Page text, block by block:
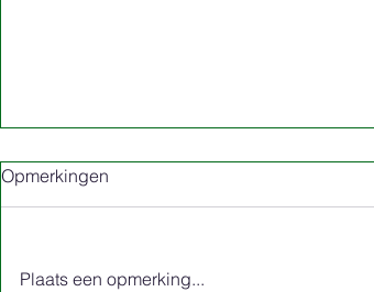
Opmerkingen
Plaats een opmerking...